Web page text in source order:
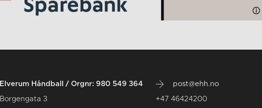
Elverum Håndball / Orgnr: 980 549 364
Borgengata 3
post@ehh.no
+47 46424200